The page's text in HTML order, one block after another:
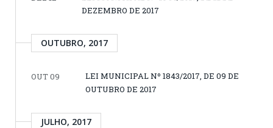
DEZEMBRO DE 2017
OUTUBRO, 2017
OUT 09
LEI MUNICIPAL Nº 1843/2017, DE 09 DE
OUTUBRO DE 2017
JULHO, 2017